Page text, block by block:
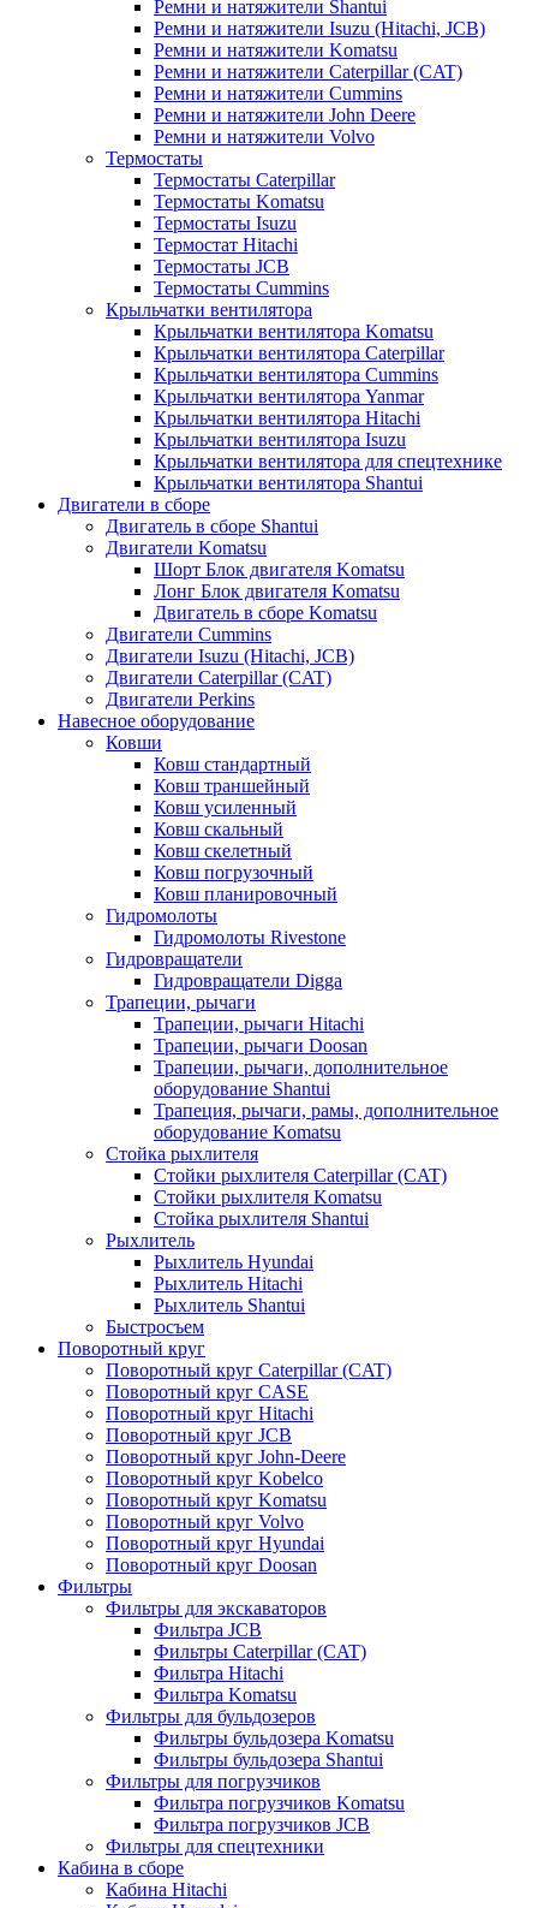
Ремни и натяжители Shantui
Ремни и натяжители Isuzu (Hitachi, JCB)
Ремни и натяжители Komatsu
Ремни и натяжители Caterpillar (CAT)
Ремни и натяжители Cummins
Ремни и натяжители John Deere
Ремни и натяжители Volvo
Термостаты
Термостаты Caterpillar
Термостаты Komatsu
Термостаты Isuzu
Термостат Hitachi
Термостаты JCB
Термостаты Cummins
Крыльчатки вентилятора
Крыльчатки вентилятора Komatsu
Крыльчатки вентилятора Caterpillar
Крыльчатки вентилятора Cummins
Крыльчатки вентилятора Yanmar
Крыльчатки вентилятора Hitachi
Крыльчатки вентилятора Isuzu
Крыльчатки вентилятора для спецтехнике
Крыльчатки вентилятора Shantui
Двигатели в сборе
Двигатель в сборе Shantui
Двигатели Komatsu
Шорт Блок двигателя Komatsu
Лонг Блок двигателя Komatsu
Двигатель в сборе Komatsu
Двигатели Cummins
Двигатели Isuzu (Hitachi, JCB)
Двигатели Caterpillar (CAT)
Двигатели Perkins
Навесное оборудование
Ковши
Ковш стандартный
Ковш траншейный
Ковш усиленный
Ковш скальный
Ковш скелетный
Ковш погрузочный
Ковш планировочный
Гидромолоты
Гидромолоты Rivestone
Гидровращатели
Гидровращатели Digga
Трапеции, рычаги
Трапеции, рычаги Hitachi
Трапеции, рычаги Doosan
Трапеции, рычаги, дополнительное
оборудование Shantui
Трапеция, рычаги, рамы, дополнительное
оборудование Komatsu
Стойка рыхлителя
Стойки рыхлителя Caterpillar (CAT)
Стойки рыхлителя Komatsu
Стойка рыхлителя Shantui
Рыхлитель
Рыхлитель Hyundai
Рыхлитель Hitachi
Рыхлитель Shantui
Быстросъем
Поворотный круг
Поворотный круг Caterpillar (CAT)
Поворотный круг CASE
Поворотный круг Hitachi
Поворотный круг JCB
Поворотный круг John-Deere
Поворотный круг Kobelco
Поворотный круг Komatsu
Поворотный круг Volvo
Поворотный круг Hyundai
Поворотный круг Doosan
Фильтры
Фильтры для экскаваторов
Фильтра JCB
Фильтры Caterpillar (CAT)
Фильтра Hitachi
Фильтра Komatsu
Фильтры для бульдозеров
Фильтры бульдозера Komatsu
Фильтры бульдозера Shantui
Фильтры для погрузчиков
Фильтра погрузчиков Komatsu
Фильтра погрузчиков JCB
Фильтры для спецтехники
Кабина в сборе
Кабина Hitachi